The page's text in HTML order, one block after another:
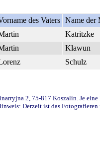
des Vaters Name der
Katritzke
Klawun
Schulz
2, 75-817 Koszalin. Je
Derzeit ist das